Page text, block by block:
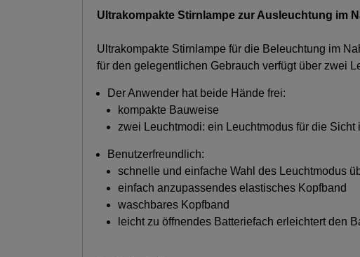
Ultrakompakte Stirnlampe zur Ausleuchtung im
Ultrakompakte Stirnlampe für die Beleuchtung im
für den gelegentlichen Gebrauch verfügt über zwei
Der Anwender hat beide Hände frei:
kompakte Bauweise
zwei Leuchtmodi: ein Leuchtmodus für die
Benutzerfreundlich:
schnelle und einfache Wahl des Leuchtmodus
einfach anzupassendes elastisches Kopfband
waschbares Kopfband
leicht zu öffnendes Batteriefach erleichtert den